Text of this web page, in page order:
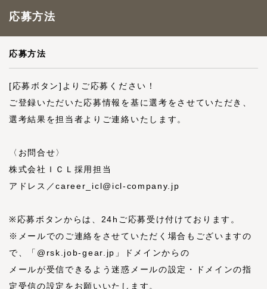
応募方法
応募方法
[応募ボタン]よりご応募ください！
ご登録いただいた応募情報を基に選考をさせていただき、
選考結果を担当者よりご連絡いたします。
〈お問合せ〉
株式会社ＩＣＬ採用担当
アドレス／career_icl@icl-company.jp
※応募ボタンからは、24hご応募受け付けております。
※メールでのご連絡をさせていただく場合もございますの
で、「@rsk.job-gear.jp」ドメインからの
メールが受信できるよう迷惑メールの設定・ドメインの指
定受信の設定をお願いいたします。